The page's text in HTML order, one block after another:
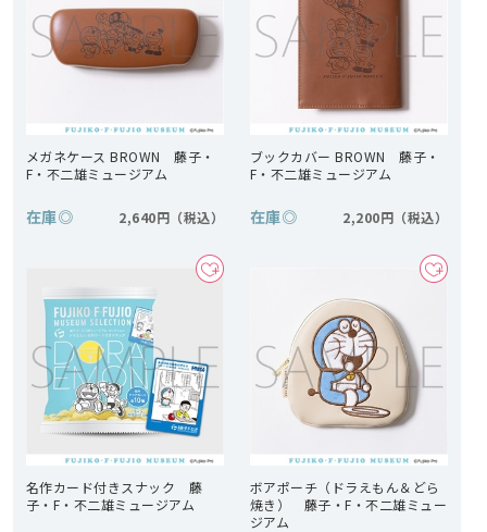
メガネケース BROWN 藤子・
F・不二雄ミュージアム
在庫◎ 2,640円
ブックカバー BROWN 藤子・
F・不二雄ミュージアム
在庫◎ 2,200円
名作カード付きスナック 藤
子・F・不二雄ミュージアム
ボアポーチ（ドラえもん＆どら
焼き） 藤子・F・不二雄ミュー
ジアム